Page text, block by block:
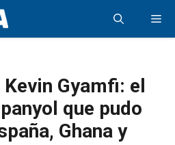
Gyamfi: el
que pudo
Ghana y